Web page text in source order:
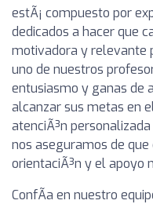
estÃ¡ compuesto por
dedicados a hacer que
motivadora y relevante
uno de nuestros
entusiasmo y ganas de
alcanzar sus metas en
atenciÃ³n
nos aseguramos de
orientaciÃ³n y el apoyo
ConfÃ­a en nuestro